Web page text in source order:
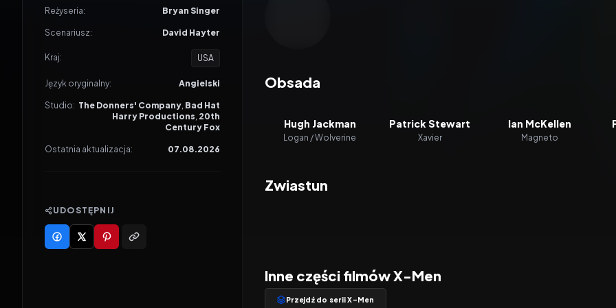
Reżyseria: Bryan Singer
Scenariusz: David Hayter
Kraj: USA
Język oryginalny: Angielski
Studio: The Donners' Company, Bad Hat
Harry Productions, 20th
Century Fox
Ostatnia aktualizacja: 07.08.2026
UDOSTĘPNIJ
Obsada
Hugh Jackman
Logan / Wolverine
Patrick Stewart
Xavier
Ian McKellen
Magneto
Zwiastun
Inne części filmów X-Men
Przejdź do serii X-Men